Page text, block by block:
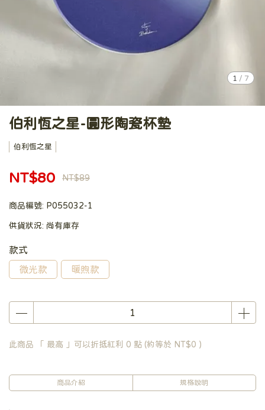
1 / 7
伯利恆之星-圓形陶瓷杯墊
伯利恆之星
NT$80 NT$89
商品編號: P055032-1
供貨狀況: 尚有庫存
款式
微光款
暖煦款
此商品 「 最高 」可以折抵紅利 0 點 (約等於 NT$0 )
商品介紹 規格說明